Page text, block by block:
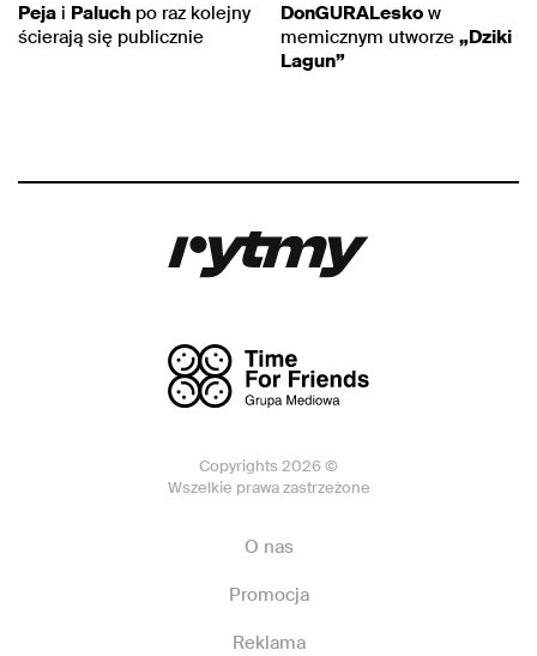
Peja i Paluch po raz kolejny
ścierają się publicznie
DonGURALesko w
memicznym utworze „Dziki
Lagun”
Copyrights 2026 ©
Wszelkie prawa zastrzeżone
O nas
Promocja
Reklama